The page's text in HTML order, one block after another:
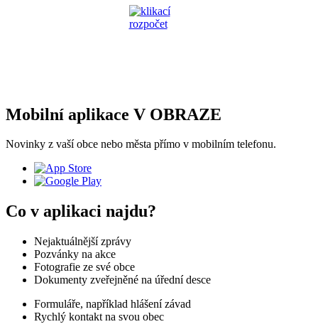
Mobilní aplikace V OBRAZE
Novinky z vaší obce nebo města přímo v mobilním telefonu.
Co v aplikaci najdu?
Nejaktuálnější zprávy
Pozvánky na akce
Fotografie ze své obce
Dokumenty zveřejněné na úřední desce
Formuláře, například hlášení závad
Rychlý kontakt na svou obec